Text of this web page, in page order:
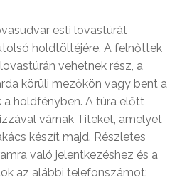
esti lovastúrát
holdtöltéjére. A felnőttek
vehetnek rész, a
körüli mezőkön vagy bent a
holdfényben. A túra előtt
várnak Titeket, amelyet
készít majd. Részletes
való jelentkezéshez és a
az alábbi telefonszámot: